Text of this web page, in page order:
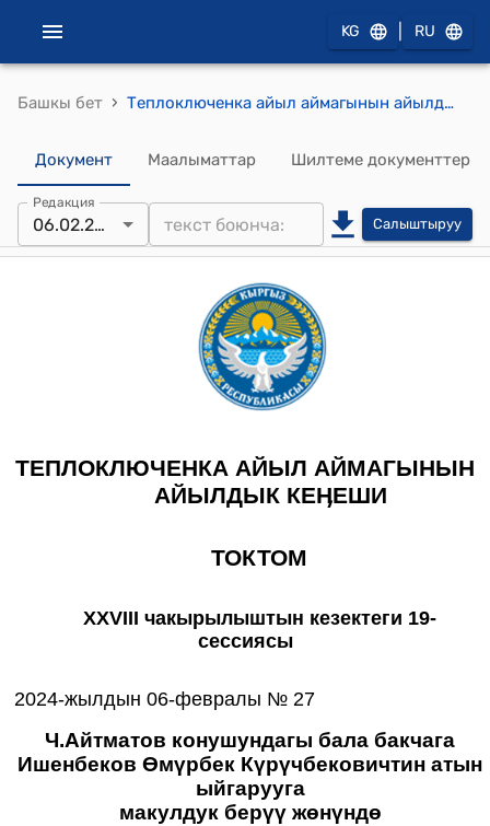
KG RU
Башкы бет › Теплоключенка айыл аймагынын айылдык кенешинин XXVIII чакырылыштын кезектеги 19-сессиясынын 2024-жылдын 06-февралы № 27 "Ч.Айтматов конушундагы бала бакчага Ишенбеков Өмүрбек Күрүчбековичтин атын ыйгарууга макулдук берүү жөнүндө"токтому
Документ Маалыматтар Шилтеме документтер
Редакция
06.02.2024 Салыштыруу